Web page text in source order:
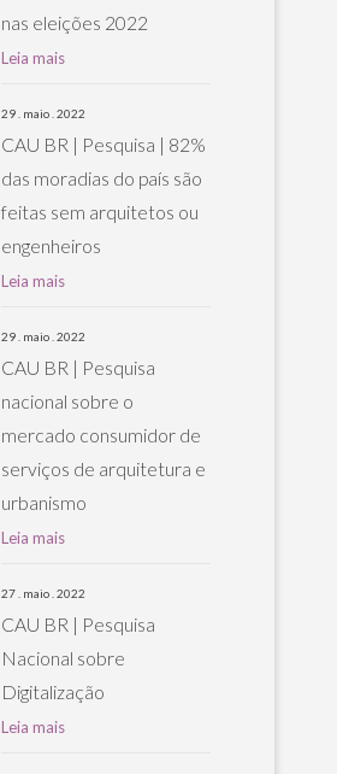
nas eleições 2022
Leia mais
29 . maio . 2022
CAU BR | Pesquisa | 82%
das moradias do país são
feitas sem arquitetos ou
engenheiros
Leia mais
29 . maio . 2022
CAU BR | Pesquisa
nacional sobre o
mercado consumidor de
serviços de arquitetura e
urbanismo
Leia mais
27 . maio . 2022
CAU BR | Pesquisa
Nacional sobre
Digitalização
Leia mais